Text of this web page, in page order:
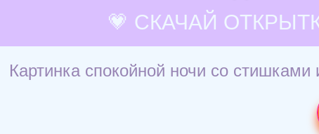
💗 СКАЧАЙ
Картинка спокойной ночи со